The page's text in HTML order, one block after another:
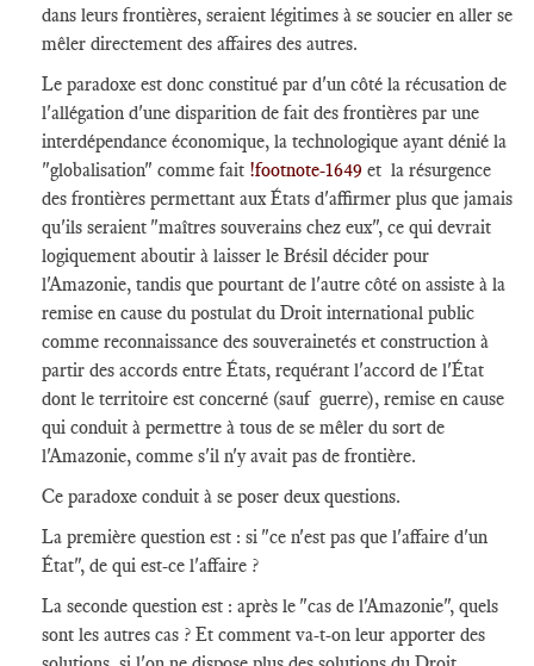
dans leurs frontières, seraient légitimes à se soucier en aller se
mêler directement des affaires des autres.
Le paradoxe est donc constitué par d'un côté la récusation de
l'allégation d'une disparition de fait des frontières par une
interdépendance économique, la technologique ayant dénié la
"globalisation" comme fait !footnote-1649 et la résurgence
des frontières permettant aux États d'affirmer plus que jamais
qu'ils seraient "maîtres souverains chez eux", ce qui devrait
logiquement aboutir à laisser le Brésil décider pour
l'Amazonie, tandis que pourtant de l'autre côté on assiste à la
remise en cause du postulat du Droit international public
comme reconnaissance des souverainetés et construction à
partir des accords entre États, requérant l'accord de l'État
dont le territoire est concerné (sauf guerre), remise en cause
qui conduit à permettre à tous de se mêler du sort de
l'Amazonie, comme s'il n'y avait pas de frontière.
Ce paradoxe conduit à se poser deux questions.
La première question est : si "ce n'est pas que l'affaire d'un
État", de qui est-ce l'affaire ?
La seconde question est : après le "cas de l'Amazonie", quels
sont les autres cas ? Et comment va-t-on leur apporter des